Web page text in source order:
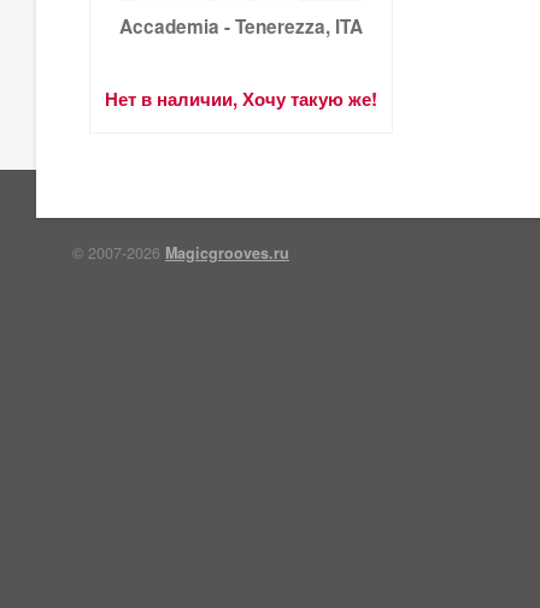
Accademia - Tenerezza, ITA
Нет в наличии, Хочу такую же!
© 2007-2026 Magicgrooves.ru